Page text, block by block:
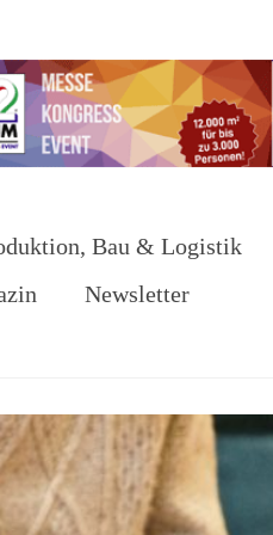
Bau & Logistik
Newsletter